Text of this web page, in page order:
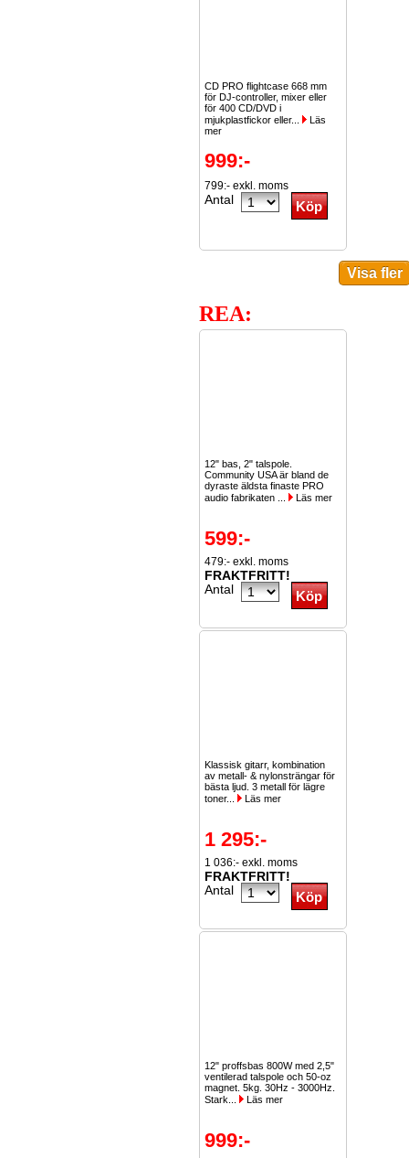
CD PRO flightcase 668 mm
för DJ-controller, mixer eller
för 400 CD/DVD i
mjukplastfickor eller...
Läs
mer
999:-
799:- exkl. moms
Antal
REA:
12" bas, 2" talspole.
Community USA är bland de
dyraste äldsta finaste PRO
audio fabrikaten ...
Läs mer
599:-
479:- exkl. moms
FRAKTFRITT!
Antal
Klassisk gitarr, kombination
av metall- & nylonsträngar för
bästa ljud. 3 metall för lägre
toner...
Läs mer
1 295:-
1 036:- exkl. moms
FRAKTFRITT!
Antal
12" proffsbas 800W med 2,5"
ventilerad talspole och 50-oz
magnet. 5kg. 30Hz - 3000Hz.
Stark...
Läs mer
999:-